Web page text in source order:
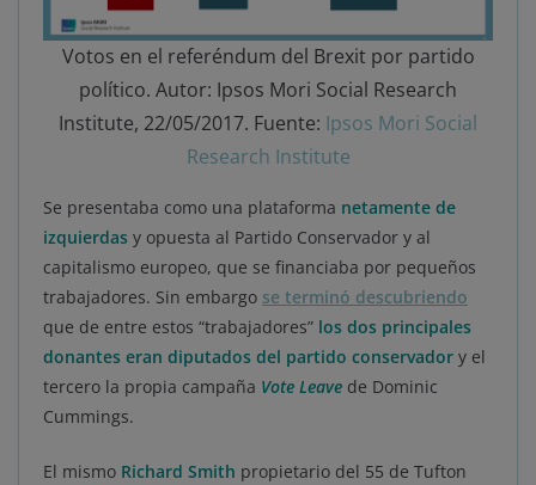
Votos en el referéndum del Brexit por partido
político. Autor: Ipsos Mori Social Research
Institute, 22/05/2017. Fuente: Ipsos Mori Social
Research Institute
Se presentaba como una plataforma netamente de
izquierdas y opuesta al Partido Conservador y al
capitalismo europeo, que se financiaba por pequeños
trabajadores. Sin embargo se terminó descubriendo
que de entre estos “trabajadores” los dos principales
donantes eran diputados del partido conservador y el
tercero la propia campaña Vote Leave de Dominic
Cummings.
El mismo Richard Smith propietario del 55 de Tufton